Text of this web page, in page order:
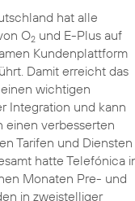
hat alle
O2und E-Plus auf
Kundenplattform
Damit erreicht das
wichtigen
Integration und kann
einen verbesserten
Tarifen und Diensten
hatte Telefónica
Monaten Pre- und
in zweistelliger